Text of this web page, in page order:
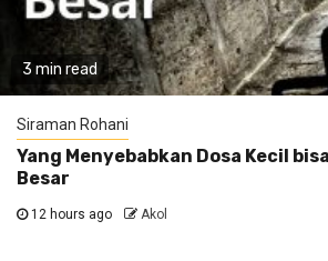
3 min read
Siraman Rohani
Yang Menyebabkan Dosa Kecil
Besar
12 hours ago Akol